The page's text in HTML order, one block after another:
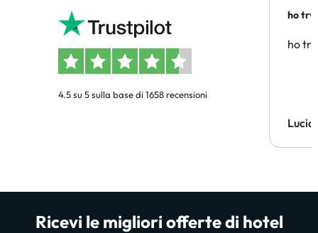
4.5 su 5 sulla base di 1658 recensioni
ho
ho
Lucia
Ricevi le migliori offerte di hotel